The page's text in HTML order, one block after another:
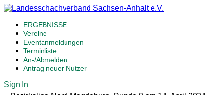
ERGEBNISSE
Vereine
Eventanmeldungen
Terminliste
An-/Abmelden
Antrag neuer Nutzer
Sign In